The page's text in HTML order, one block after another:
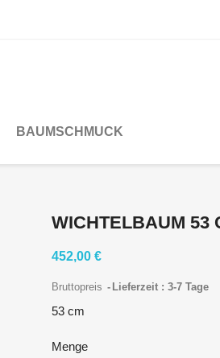
BAUMSCHMUCK
WICHTELBAUM 53
452,00 €
Bruttopreis Lieferzeit : 3-7 Tage
53 cm
Menge